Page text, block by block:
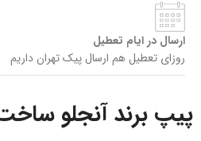
ارسال در ایام تعطیل
روزای تعطیل هم ارسال پیک تهران داریم
پیپ برند آنجلو ساخت